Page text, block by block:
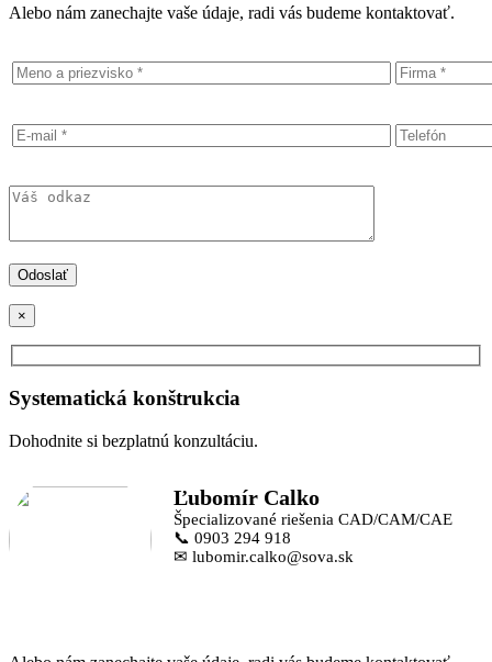
Alebo nám zanechajte vaše údaje, radi vás budeme kontaktovať.
×
Systematická konštrukcia
Dohodnite si bezplatnú konzultáciu.
Ľubomír Calko
Špecializované riešenia CAD/CAM/CAE
📞 0903 294 918
✉ lubomir.calko@sova.sk